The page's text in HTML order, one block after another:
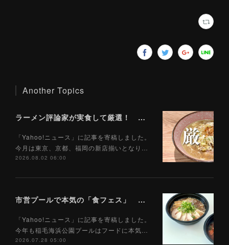
Another Topics
ラーメン評論家が実食して厳選！ 「いま絶対に食べるべきラーメン」ベスト５！【2026年８月】（ Yahoo!ニュース）8/2
「Yahoo!ニュース」に記事を寄稿しました。
今月は東京、京都、福岡の新店揃いとなり…
2026.08.02 06:00
市営プールで本気の「食フェス」 プールサイドで味わえる「ご当地麺」の実力は？（Yahoo!ニュース）7/28
「Yahoo!ニュース」に記事を寄稿しました。
今年も稲毛海浜公園プールはフードに本気…
2026.07.28 05:00